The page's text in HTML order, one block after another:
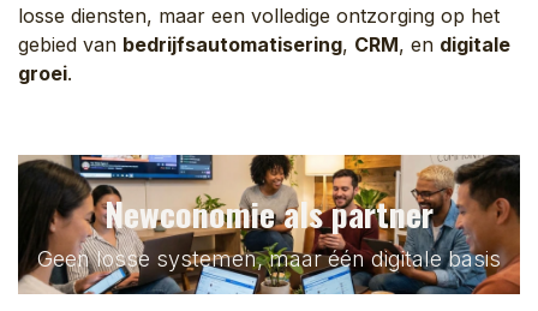
losse diensten, maar een volledige ontzorging op het
gebied van bedrijfsautomatisering, CRM, en digitale
groei.
Newconomie als partner
Geen losse systemen, maar één digitale basis